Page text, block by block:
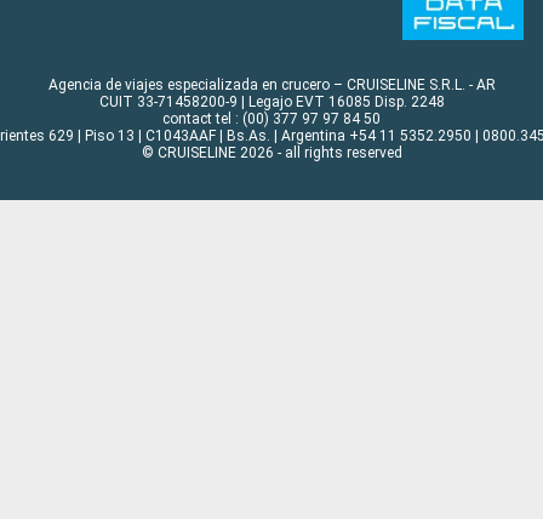
Agencia de viajes especializada en crucero – CRUISELINE S.R.L. - AR
CUIT 33-71458200-9 | Legajo EVT 16085 Disp. 2248
contact tel : (00) 377 97 97 84 50
629 | Piso 13 | C1043AAF | Bs.As. | Argentina +54 11 5352.2950 |
© CRUISELINE 2026 - all rights reserved